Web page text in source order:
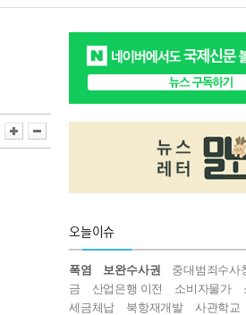
오늘이슈
폭염 보완수사권 중대범죄수사
금
산업은행 이전 소비자물가
세금체납
북항재개발 사관학교